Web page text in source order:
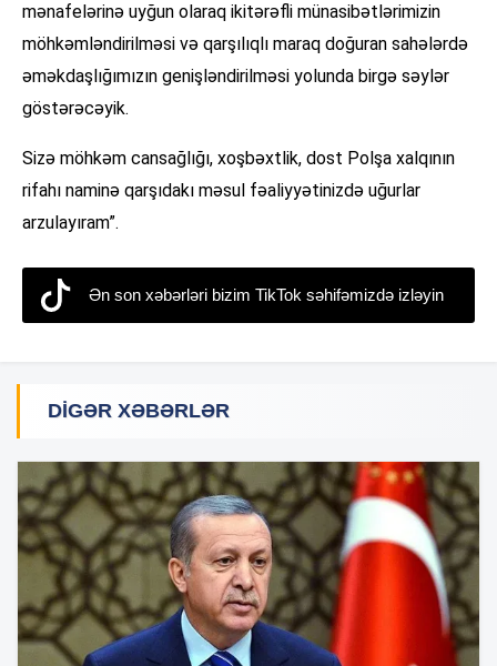
mənafelərinə uyğun olaraq ikitərəfli münasibətlərimizin
möhkəmləndirilməsi və qarşılıqlı maraq doğuran sahələrdə
əməkdaşlığımızın genişləndirilməsi yolunda birgə səylər
göstərəcəyik.
Sizə möhkəm cansağlığı, xoşbəxtlik, dost Polşa xalqının
rifahı naminə qarşıdakı məsul fəaliyyətinizdə uğurlar
arzulayıram”.
Ən son xəbərləri bizim TikTok səhifəmizdə izləyin
DIGƏR XƏBƏRLƏR